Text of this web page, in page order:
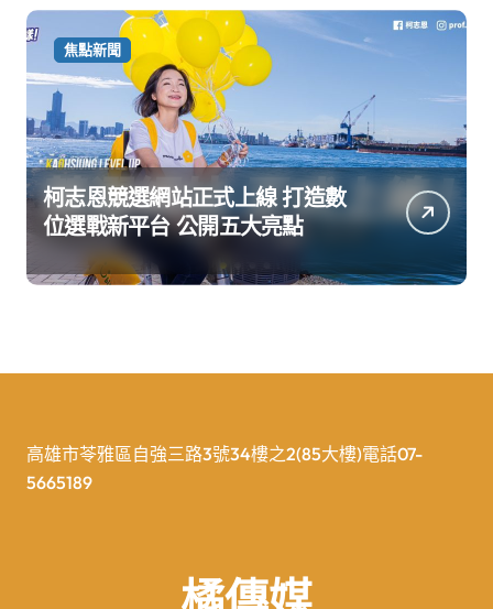
焦點新聞
柯志恩競選網站正式上線 打造數
位選戰新平台 公開五大亮點
高雄市苓雅區自強三路3號34樓之2(85大樓)電話07-
5665189